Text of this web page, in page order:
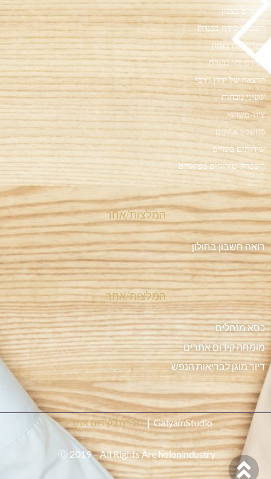
רייזרים בצפון
השכרת סירה בכנרת
אטרקציות בצפון
ספורט ימי בכנרת
הרצאה של ירדן ג'רבי
שעוני נוכחות
ציוד משרדי
מחשבון אחוזים
שירותים כימיים
השכרת שירותים מפוארים
המלצות/אחר
רואה חשבון בחולון
המלצות/אחר
כסא מנהלים
מומחה קידום אתרים
דיור מוגן לבריאות הנפש
GalyamStudio | חברה לקידום אתרים
Ⓒ 2019 – All Rights Are holonindustry
גלילה